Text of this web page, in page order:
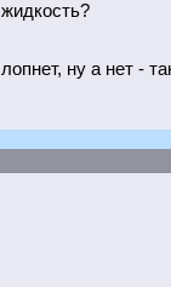
ну а нет -